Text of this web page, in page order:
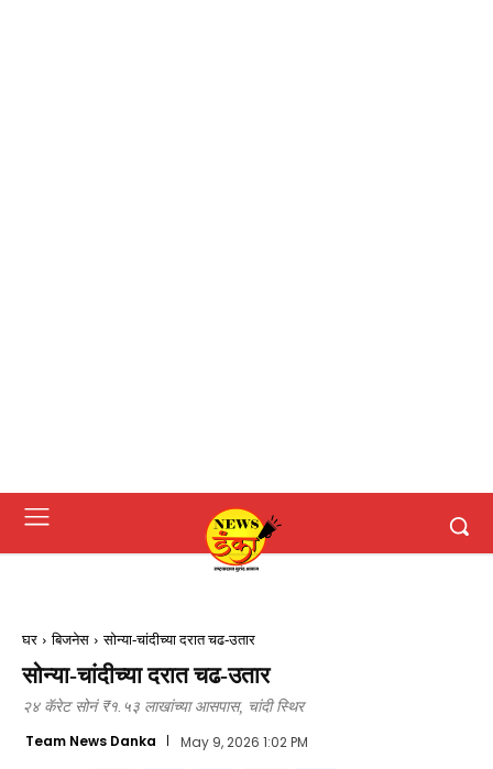
घर बिजनेस सोन्या-चांदीच्या दरात चढ-उतार
सोन्या-चांदीच्या दरात चढ-उतार
२४ कॅरेट सोनं ₹१.५३ लाखांच्या आसपास, चांदी स्थिर
Team News Danka May 9, 2026 1:02 PM